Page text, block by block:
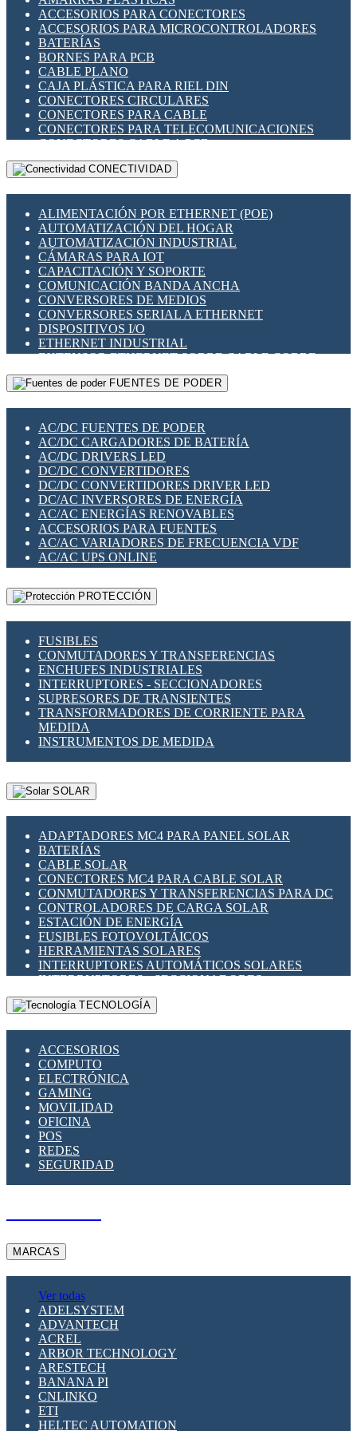
INDICADORES PARA PANEL
INTERFACES DE RELÉ
INTERRUPTORES FIN DE CARRERA
LLAVES CONMUTADORAS
MEDIDORES DE ENERGÍA Y TC'S DE CORRIENTE
MOTORES PASO A PASO
PANTALLAS HMI
PLC -CONTROLADORES LÓGICO PROGRAMABLES
PROGRAMADORES DE HORARIO
RELÉS DE PROTECCIÓN
SENSORES CAPACITIVOS
SENSORES INDUCTIVOS
TEMPORIZADORES
VARIACS
VARIADORES DE FRECUENCIA [VDF]
SECCIONADORES - INTERRUPTORES
MAQUINARIA
ACCESORIOS PARA CONECTORES
ACCESORIOS PARA MICROCONTROLADORES
BATERÍAS
BORNES PARA PCB
CABLE PLANO
CAJA PLÁSTICA PARA RIEL DIN
CONECTORES CIRCULARES
CONECTORES PARA CABLE
CONECTORES PARA TELECOMUNICACIONES
CONECTORES CABLE A PCB
CONECTORES PCB A CABLE
DIP SWITCHES
HERRAMIENTAS VARIAS
ILUMINACIÓN LED
INTERRUPTORES REED
INTERFACES DE RELÉ
OTROS RELÉS
PROTECCIÓN TÉRMICA
RELÉS AUTOMOTRICES
RELÉS DE SEÑAL
RELÉS DE ESTADO SÓLIDO SSR
RELÉS INDUSTRIALES
RELÉS MINIATURA DE POTENCIA
SENSORES MAGNÉTICOS
SWITCH Y MICROSWITCH
TARJETAS PI
UNIÓN Y DERIVACIÓN DE CABLE
CONECTIVIDAD
ALIMENTACIÓN POR ETHERNET (POE)
AUTOMATIZACIÓN DEL HOGAR
AUTOMATIZACIÓN INDUSTRIAL
CÁMARAS PARA IOT
CAPACITACIÓN Y SOPORTE
COMUNICACIÓN BANDA ANCHA
CONVERSORES DE MEDIOS
CONVERSORES SERIAL A ETHERNET
DISPOSITIVOS I/O
ETHERNET INDUSTRIAL
EXTENSOR ETHERNET SOBRE CABLE COBRE
GATEWAY LORAWAN
GESTIÓN DE REDES
PLACAS MODULARES IOT
SWITCHES Y REDES WIFI
SOLUCIONES IOT
SOLUCIONES LORAWAN
SOLUCIONES RED CELULAR
SEGURIDAD PARA REDES
SWITCHES LAN
TELEFONÍA IP (VOIP)
VIGILANCIA IP (CCTV)
MESHTASTIC
FUENTES DE PODER
AC/DC FUENTES DE PODER
AC/DC CARGADORES DE BATERÍA
AC/DC DRIVERS LED
DC/DC CONVERTIDORES
DC/DC CONVERTIDORES DRIVER LED
DC/AC INVERSORES DE ENERGÍA
AC/AC ENERGÍAS RENOVABLES
ACCESORIOS PARA FUENTES
AC/AC VARIADORES DE FRECUENCIA VDF
AC/AC UPS ONLINE
PROTECCIÓN
FUSIBLES
CONMUTADORES Y TRANSFERENCIAS
ENCHUFES INDUSTRIALES
INTERRUPTORES - SECCIONADORES
SUPRESORES DE TRANSIENTES
TRANSFORMADORES DE CORRIENTE PARA
MEDIDA
INSTRUMENTOS DE MEDIDA
SOLAR
ADAPTADORES MC4 PARA PANEL SOLAR
BATERÍAS
CABLE SOLAR
CONECTORES MC4 PARA CABLE SOLAR
CONMUTADORES Y TRANSFERENCIAS PARA DC
CONTROLADORES DE CARGA SOLAR
ESTACIÓN DE ENERGÍA
FUSIBLES FOTOVOLTÁICOS
HERRAMIENTAS SOLARES
INTERRUPTORES AUTOMÁTICOS SOLARES
INTERRUPTORES - SECCIONADORES
FOTOVOLTÁICOS
MONTAJE PANEL SOLAR
SUPRESOR DE TRANSIENTES SPDS PARA
APLICACIONES FOTOVOLTAICAS
TECNOLOGÍA
ACCESORIOS
COMPUTO
ELECTRÓNICA
GAMING
MOVILIDAD
OFICINA
POS
REDES
SEGURIDAD
MARCAS
Ver todas
ADELSYSTEM
ADVANTECH
ACREL
ARBOR TECHNOLOGY
ARESTECH
BANANA PI
CNLINKO
ETI
HELTEC AUTOMATION